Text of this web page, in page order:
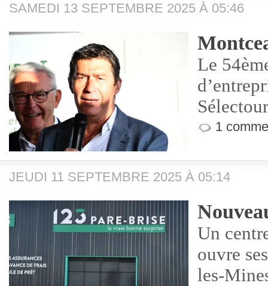
SAMEDI 13 SEPTEMBRE 2025 À 05:46
Le
1
JEUDI 11 SEPTEMBRE 2025 À 05:14
Un
ouvre
les-